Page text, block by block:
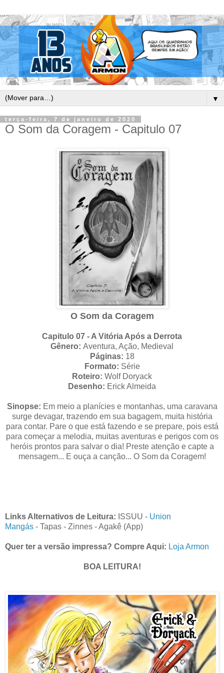
▼
terça-feira, 7 de janeiro de 2020
O Som da Coragem - Capitulo 07
O Som da Coragem
Capitulo 07 - A Vitória Após a Derrota
Gênero: Aventura, Ação, Medieval
Páginas: 18
Formato: Série
Roteiro: Wolf Doryack
Desenho: Erick Almeida
Sinopse: Em meio a planícies e montanhas, uma caravana
surge devagar, trazendo em sua bagagem, muita história
para contar. Pare o que está fazendo e se prepare, pois está
para começar a melodia, muitas aventuras e perigos com os
heróis prontos para salvar o dia! Preste atenção e capte a
mensagem... E ouça a canção... O Som da Coragem!
Links Alternativos de Leitura: ISSUU - Union
Mangás - Tapas - Zinnes - Agakê (App)
Quer ter a versão impressa? Compre Aqui: Loja Armon
BOA LEITURA!